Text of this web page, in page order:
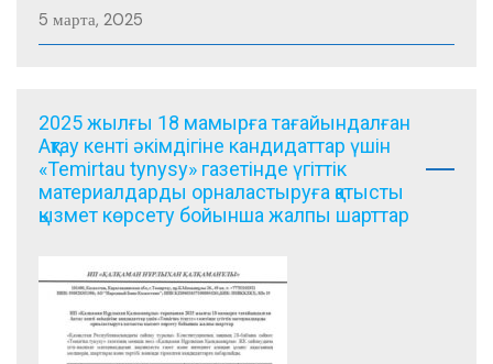
5 марта, 2025
2025 жылғы 18 мамырға тағайындалған
Ақтау кенті әкімдігіне кандидаттар үшін
«Temirtau tynysy» газетінде үгіттік
материалдарды орналастыруға қатысты
қызмет көрсету бойынша жалпы шарттар